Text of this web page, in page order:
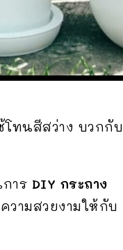
โทนสีสว่าง บวกกับ
าร DIY กระถาง
วามสวยงามให้กับ